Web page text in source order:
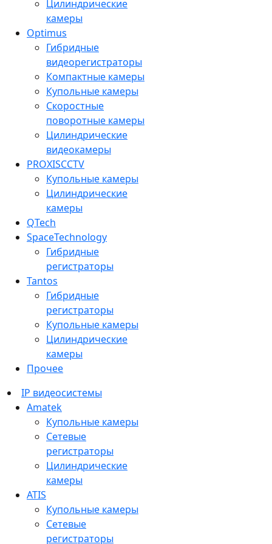
Цилиндрические
камеры
Optimus
Гибридные
видеорегистраторы
Компактные камеры
Купольные камеры
Скоростные
поворотные камеры
Цилиндрические
видеокамеры
PROXISCCTV
Купольные камеры
Цилиндрические
камеры
QTech
SpaceTechnology
Гибридные
регистраторы
Tantos
Гибридные
регистраторы
Купольные камеры
Цилиндрические
камеры
Прочее
IP видеосистемы
Amatek
Купольные камеры
Сетевые
регистраторы
Цилиндрические
камеры
ATIS
Купольные камеры
Сетевые
регистраторы